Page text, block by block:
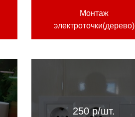
Монтаж
электроточки(дерево)
250 р/шт.